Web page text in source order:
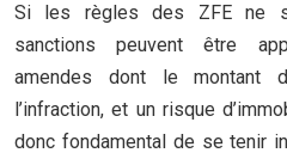
Si les règles des ZFE ne
sanctions peuvent être
amendes dont le montant
l’infraction, et un risque
donc fondamental de se tenir